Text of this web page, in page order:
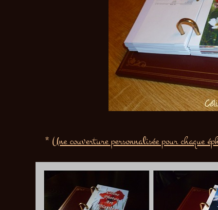
* Une couverture personnalisée pour chaque